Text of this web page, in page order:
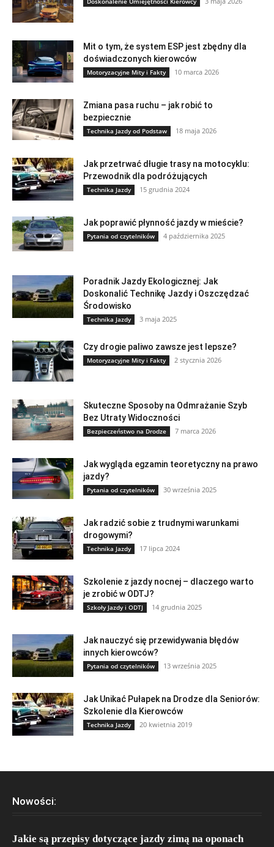
Mit o tym, że system ESP jest zbędny dla
doświadczonych kierowców
Motoryzacyjne Mity i Fakty 10 marca 2026
Zmiana pasa ruchu – jak robić to
bezpiecznie
Technika Jazdy od Podstaw 18 maja 2026
Jak przetrwać długie trasy na motocyklu:
Przewodnik dla podróżujących
Technika Jazdy 15 grudnia 2024
Jak poprawić płynność jazdy w mieście?
Pytania od czytelników 4 października 2025
Poradnik Jazdy Ekologicznej: Jak
Doskonalić Technikę Jazdy i Oszczędzać
Środowisko
Technika Jazdy 3 maja 2025
Czy drogie paliwo zawsze jest lepsze?
Motoryzacyjne Mity i Fakty 2 stycznia 2026
Skuteczne Sposoby na Odmrażanie Szyb
Bez Utraty Widoczności
Bezpieczeństwo na Drodze 7 marca 2026
Jak wygląda egzamin teoretyczny na prawo
jazdy?
Pytania od czytelników 30 września 2025
Jak radzić sobie z trudnymi warunkami
drogowymi?
Technika Jazdy 17 lipca 2024
Szkolenie z jazdy nocnej – dlaczego warto
je zrobić w ODTJ?
Szkoły Jazdy i ODTJ 14 grudnia 2025
Jak nauczyć się przewidywania błędów
innych kierowców?
Pytania od czytelników 13 września 2025
Jak Unikać Pułapek na Drodze dla Seniorów:
Szkolenie dla Kierowców
Technika Jazdy 20 kwietnia 2019
Nowości:
Jakie są przepisy dotyczące jazdy zimą na oponach